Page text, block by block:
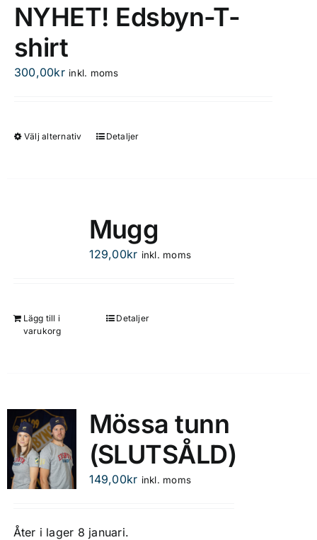
varianter.
alternativen
på
NYHET! Edsbyn-T-
shirt
300,00kr inkl. moms
Välj alternativ
Den
varianter.
De
Detaljer
Mugg
129,00kr inkl. moms
Lägg till i
varukorg
Detaljer
Mössa tunn
(SLUTSÅLD)
149,00kr inkl. moms
Åter i lager 8 januari.